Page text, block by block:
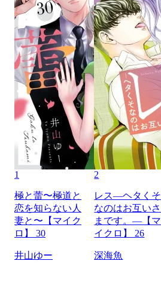
1
極と蕾〜極道と
恋を知らない人
妻と〜【マイク
ロ】 30
井山ゆー
2
レス―ヘタくそ
なのはお互いさ
まです。―【マ
イクロ】 26
深海魚